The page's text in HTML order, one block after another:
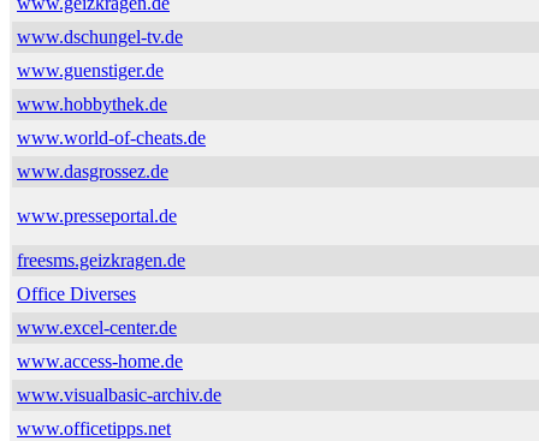
www.dschungel-tv.de
www.guenstiger.de
www.hobbythek.de
www.world-of-cheats.de
www.dasgrossez.de
www.presseportal.de
freesms.geizkragen.de
Office Diverses
www.excel-center.de
www.access-home.de
www.visualbasic-archiv.de
www.officetipps.net